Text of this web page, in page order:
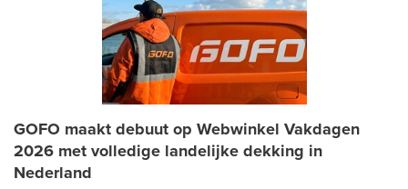
GOFO maakt debuut op Webwinkel Vakdagen
2026 met volledige landelijke dekking in
Nederland